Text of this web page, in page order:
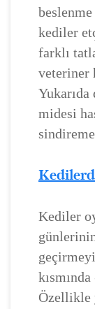
kediler
farklı
veteriner
midesi
Kediler
Özellikle